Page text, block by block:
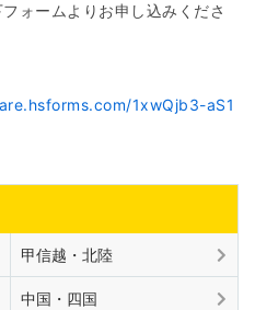
ォームよりお申し込みくださ
1xwQjb3-aS1
甲信越・北陸
中国・四国